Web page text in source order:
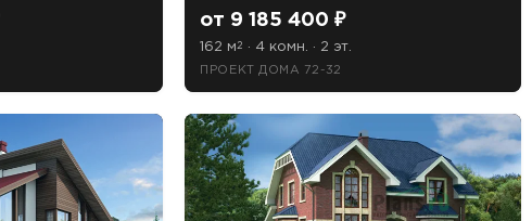
от 9 185 400 ₽
162 м2 · 4 комн. · 2 эт.
ПРОЕКТ ДОМА 72-32